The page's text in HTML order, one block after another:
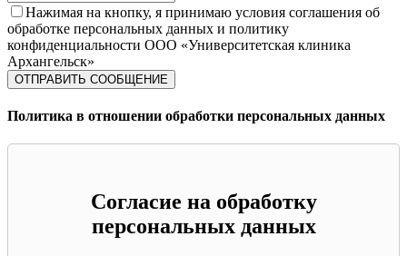
Нажимая на кнопку, я принимаю условия соглашения об
обработке персональных данных и политику
конфиденциальности ООО «Университетская клиника
Архангельск»
Политика в отношении обработки персональных данных
Согласие на обработку
персональных данных